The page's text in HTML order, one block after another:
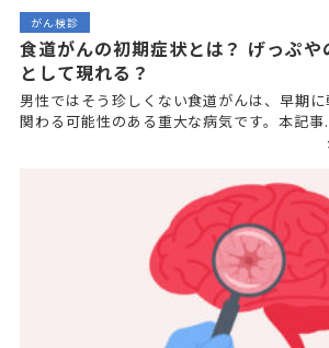
がん検診
食道がんの初期症状とは？ げっぷ
として現れる？
男性ではそう珍しくない食道がんは、早期
関わる可能性のある重大な病気です。本記事